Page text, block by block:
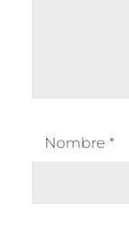
Nombre *